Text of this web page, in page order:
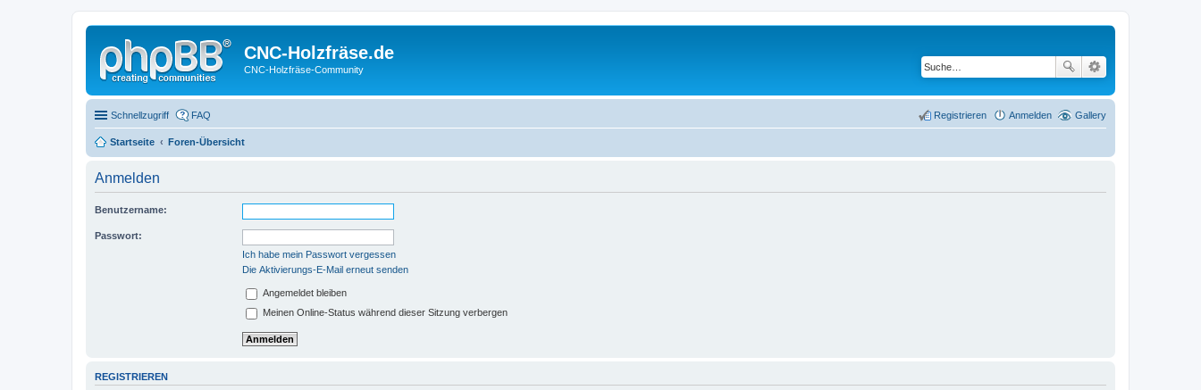
CNC-Holzfräse.de
CNC-Holzfräse-Community
Schnellzugriff Gallery
FAQ Anmelden
Registrieren
Startseite Foren-Übersicht
Anmelden
Benutzername:
Passwort:
Ich habe mein Passwort vergessen
Die Aktivierungs-E-Mail erneut senden
Angemeldet bleiben
Meinen Online-Status während dieser Sitzung verbergen
REGISTRIEREN